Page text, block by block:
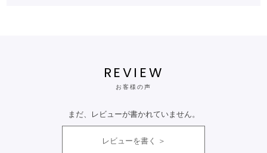
REVIEW
お客様の声
まだ、レビューが書かれていません。
レビューを書く